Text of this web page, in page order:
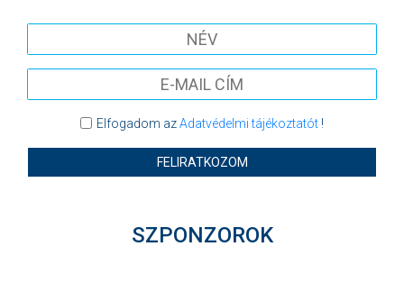
Elfogadom azAdatvédelmi tájékoztatót!
FELIRATKOZOM
SZPONZOROK